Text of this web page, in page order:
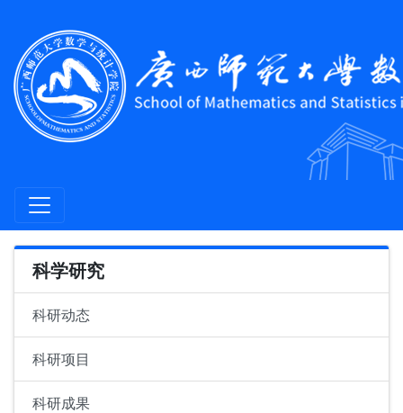
科学研究
科研动态
科研项目
科研成果